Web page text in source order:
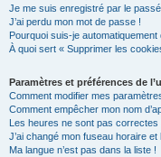
Je me suis enregistré par le
J’ai perdu mon mot de passe !
Pourquoi suis-je
À quoi sert « Supprimer les
Paramètres et préférences de
Comment modifier mes
Comment empêcher mon nom
Les heures ne sont pas correctes
J’ai changé mon fuseau horaire
Ma langue n’est pas dans la liste !